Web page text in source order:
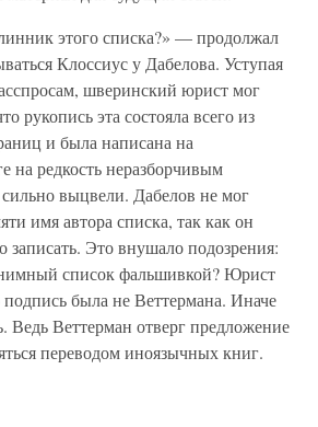
этого списка?» — продолжал
Клоссиус у Дабелова. Уступая
шверинский юрист мог
рукопись эта состояла всего из
и была написана на
на редкость неразборчивым
выцвели. Дабелов не мог
имя автора списка, так как он
записать. Это внушало подозрения:
список фальшивкой? Юрист
была не Веттермана. Иначе
Ведь Веттерман отверг предложение
переводом иноязычных книг.